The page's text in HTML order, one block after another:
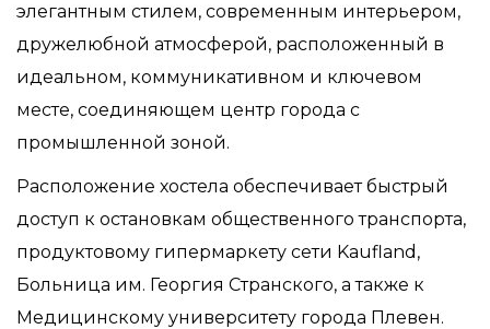
элегантным стилем, современным интерьером,
дружелюбной атмосферой, расположенный в
идеальном, коммуникативном и ключевом
месте, соединяющем центр города с
промышленной зоной.
Расположение хостела обеспечивает быстрый
доступ к остановкам общественного транспорта,
продуктовому гипермаркету сети Kaufland,
Больница им. Георгия Странского, а также к
Медицинскому университету города Плевен.